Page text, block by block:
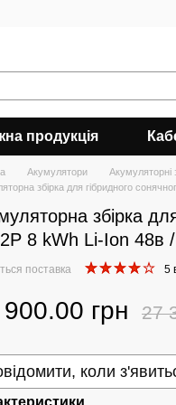
продукція
Акумулятори
Акумуляторні
збірка для гібридного
збірка
8 kWh Li-Ion 48в
поставка 5
грн 27
коли